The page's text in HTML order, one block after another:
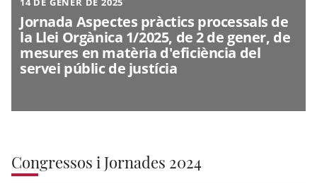
Jornada Aspectes pràctics processals de
la Llei Orgànica 1/2025, de 2 de gener, de
mesures en matèria d'eficiència del
servei públic de justícia
Congressos i Jornades 2024